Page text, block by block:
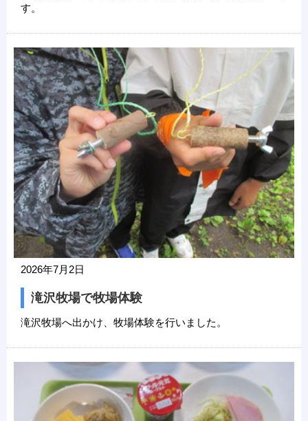
す。
2026年7月2日
滝沢牧場で牧場体験
滝沢牧場へ出かけ、牧場体験を行いました。